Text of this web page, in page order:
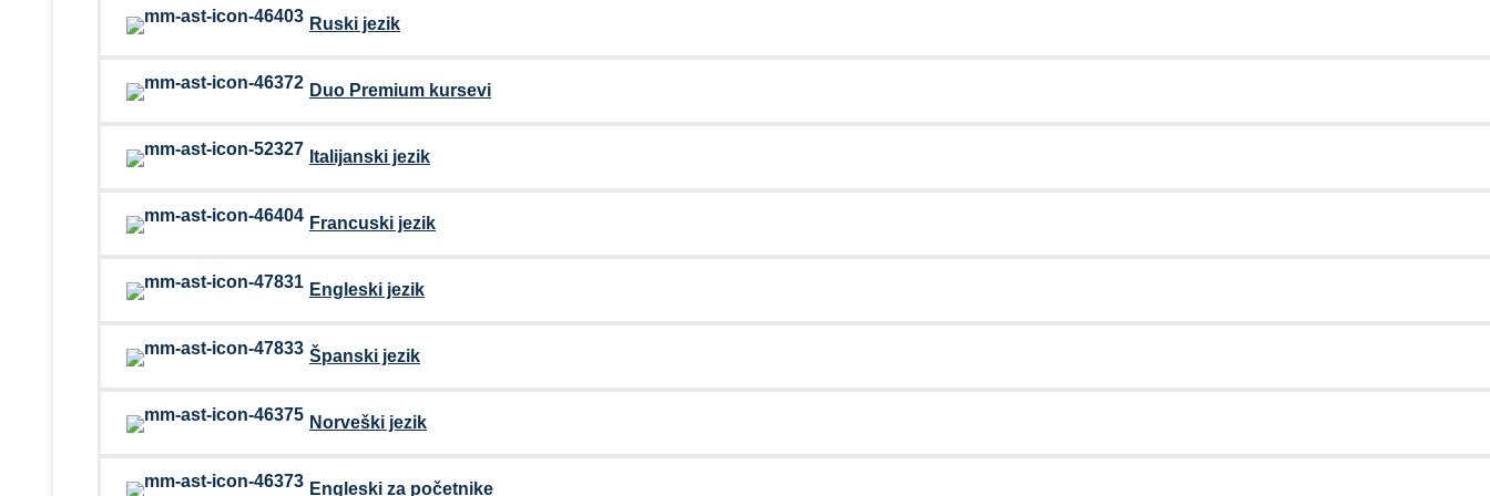
Ruski jezik
Duo Premium kursevi
Italijanski jezik
Francuski jezik
Engleski jezik
Španski jezik
Norveški jezik
Engleski za početnike